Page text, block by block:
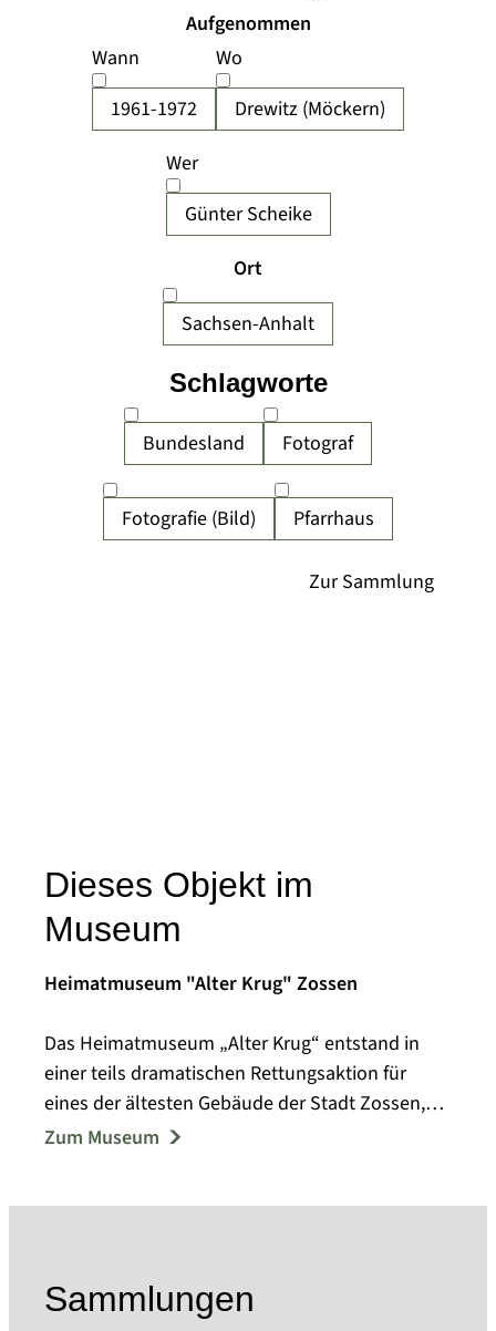
Aufgenommen
Wann
1961-1972
Wo
Drewitz (Möckern)
Wer
Günter Scheike
Ort
Sachsen-Anhalt
Bundesland Fotograf
Fotografie (Bild) Pfarrhaus
Schlagworte
Dieses Objekt im
Museum
Heimatmuseum "Alter Krug" Zossen
Das Heimatmuseum „Alter Krug“ entstand in
einer teils dramatischen Rettungsaktion für
eines der ältesten Gebäude der Stadt Zossen,
die bis Anfang der achtziger Jahre des
denkmalgerechten Rekonstruktion zu Beginn
der neunziger Jahre, konnte der „Alter Krug“ als
Zum Museum
Sammlungen